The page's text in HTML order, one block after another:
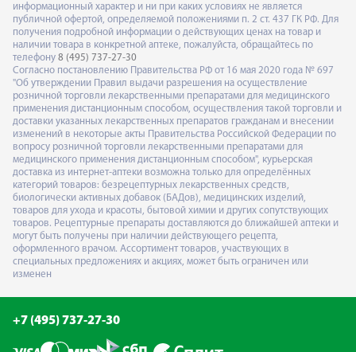
информационный характер и ни при каких условиях не является
публичной офертой, определяемой положениями п. 2 ст. 437 ГК РФ. Для
получения подробной информации о действующих ценах на товар и
наличии товара в конкретной аптеке, пожалуйста, обращайтесь по
телефону 8 (495) 737-27-30
Согласно постановлению Правительства РФ от 16 мая 2020 года № 697
"Об утверждении Правил выдачи разрешения на осуществление
розничной торговли лекарственными препаратами для медицинского
применения дистанционным способом, осуществления такой торговли и
доставки указанных лекарственных препаратов гражданам и внесении
изменений в некоторые акты Правительства Российской Федерации по
вопросу розничной торговли лекарственными препаратами для
медицинского применения дистанционным способом", курьерская
доставка из интернет-аптеки возможна только для определённых
категорий товаров: безрецептурных лекарственных средств,
биологически активных добавок (БАДов), медицинских изделий,
товаров для ухода и красоты, бытовой химии и других сопутствующих
товаров. Рецептурные препараты доставляются до ближайшей аптеки и
могут быть получены при наличии действующего рецепта,
оформленного врачом. Ассортимент товаров, участвующих в
специальных предложениях и акциях, может быть ограничен или
изменен
+7 (495) 737-27-30